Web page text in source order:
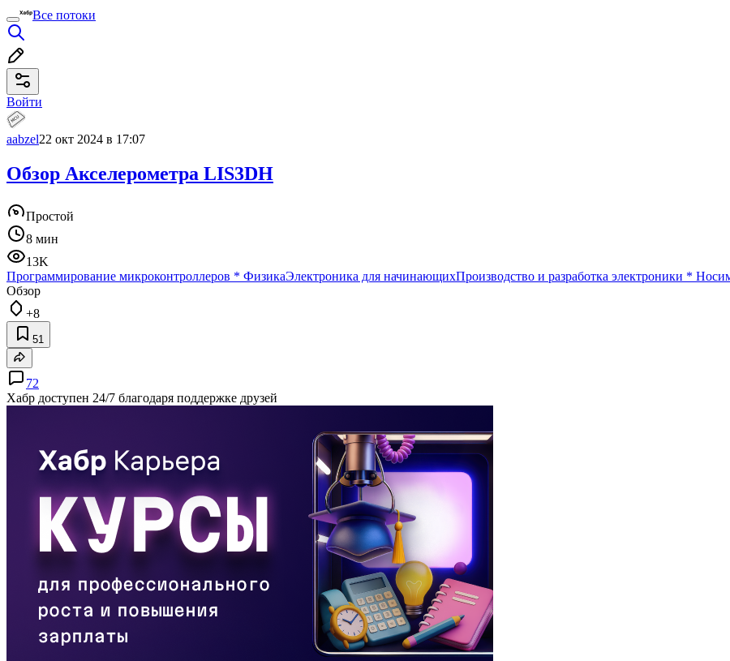
Все потоки
Войти
aabzel22 окт 2024 в 17:07
Обзор Акселерометра LIS3DH
Простой
8 мин
13K
Программирование микроконтроллеров * ФизикаЭлектроника для начинающихПроизводство и разработка электроники *
Обзор
+8
51
72
Хабр доступен 24/7 благодаря поддержке друзей